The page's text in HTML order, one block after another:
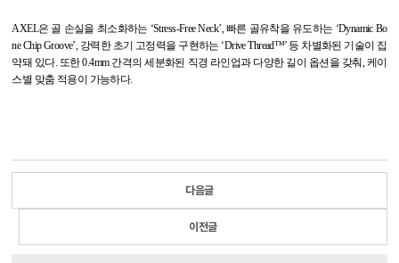
AXEL은 골 손실을 최소화하는 ‘Stress-Free Neck’,빠른 골유착을 유도하는 ‘Dynamic Bo
ne Chip Groove’, 강력한 초기 고정력을 구현하는 ‘Drive Thread™’ 등 차별화된 기술이 집
약돼 있다. 또한0.4mm 간격의 세분화된 직경 라인업과 다양한 길이 옵션을 갖춰,케이
스별 맞춤 적용이 가능하다.
다음글
이전글